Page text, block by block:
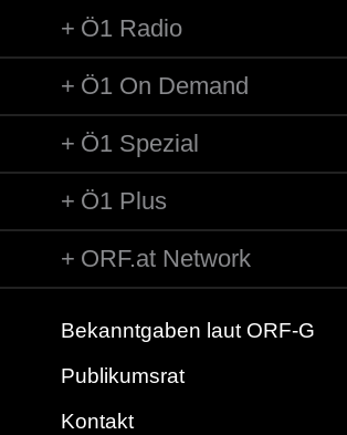
Ö1 Radio
Ö1 On Demand
Ö1 Spezial
Ö1 Plus
ORF.at Network
Bekanntgaben laut ORF-G
Publikumsrat
Kontakt